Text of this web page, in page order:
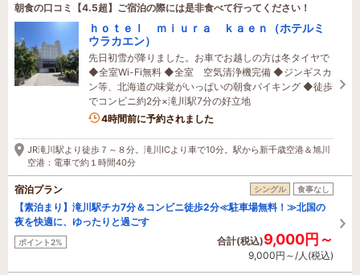
朝食の口コミ【4.5超】ご宿泊の際には是非食べて行ってください！
ｈｏｔｅｌ ｍｉｕｒａ ｋａｅｎ（ホテルミ
ウラカエン）
先日初雪が降りました。お車でお越しの方は冬タイヤで
◆全室Wi-Fi無料 ◆全室 空気清浄機完備 ◆ジンギスカ
ン等、北海道の味覚がいっぱいの朝食バイキング ◆徒歩
でコンビニ約2分×滝川駅7分の好立地
4時間前に予約されました
JR滝川駅より徒歩７～８分。滝川ICより車で10分。駅から新千歳空港＆旭川
空港：電車で約１時間40分
宿泊プラン シングル 食事なし
【素泊まり】滝川駅チカ7分＆コンビニ徒歩2分≪駐車場無料！≫北国の
夜を快適に、ゆったりと過ごす
ポイント2% 合計(税込)9,000円～
9,000円～/人(税込)